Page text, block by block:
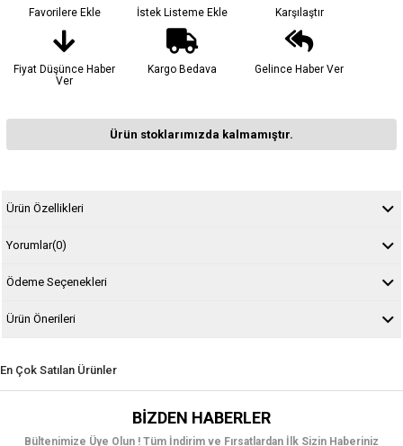
Favorilere Ekle İstek Listeme Ekle Karşılaştır
Fiyat Düşünce Haber
Ver
Kargo Bedava Gelince Haber Ver
Ürün stoklarımızda kalmamıştır.
Ürün Özellikleri
Yorumlar(0)
Ödeme Seçenekleri
Ürün Önerileri
En Çok Satılan Ürünler
BIZDEN HABERLER
Bültenimize Üye Olun ! Tüm İndirim ve Fırsatlardan İlk Sizin Haberiniz